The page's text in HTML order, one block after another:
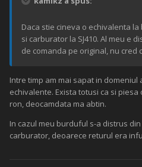
Daca stie cineva o echivalenta
si carburator la SJ410. Al meu e
de comanda pe original, nu cred
Intre timp am mai sapat in domeniul
echivalente. Exista totusi ca si
ron, deocamdata ma abtin.
In cazul meu burduful s-a distrus
carburator, deoarece returul era